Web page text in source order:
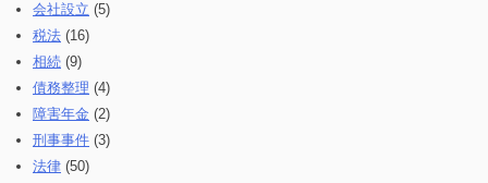
会社設立 (5)
税法 (16)
相続 (9)
債務整理 (4)
障害年金 (2)
刑事事件 (3)
法律 (50)